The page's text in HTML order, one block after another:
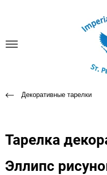
Декоративные тарелки
Тарелка
Эллипс